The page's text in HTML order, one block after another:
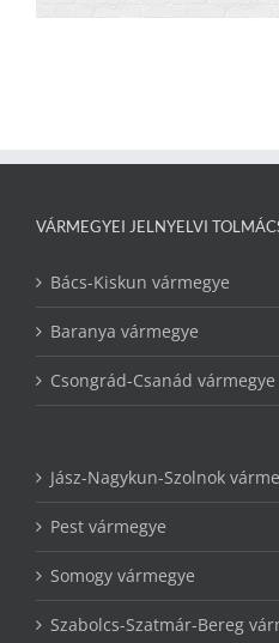
VÁRMEGYEI JELNYELVI
Bács-Kiskun vármegye
Baranya vármegye
Csongrád-Csanád vármegye
Jász-Nagykun-Szolnok
Pest vármegye
Somogy vármegye
Szabolcs-Szatmár-Bereg